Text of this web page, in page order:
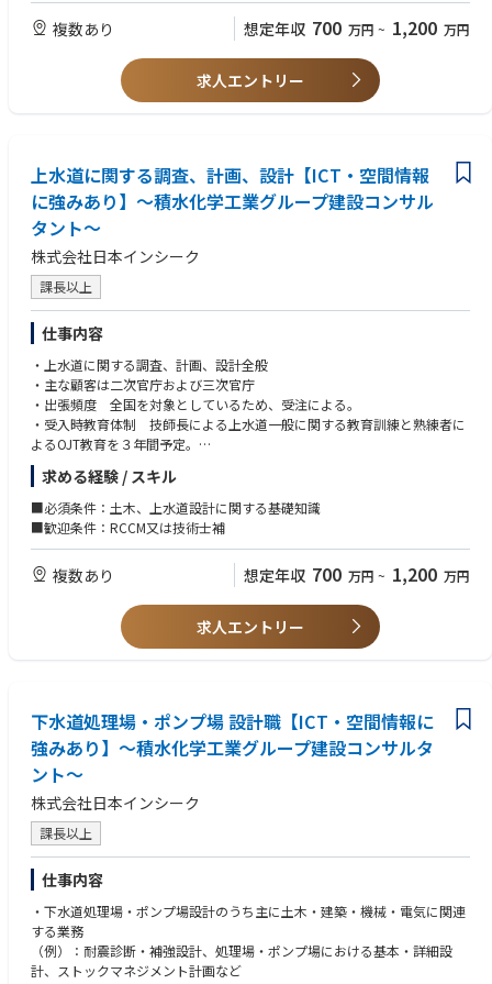
頂きます
例）管理技術者として業務をまとめる、技術提案書を作成する、照査技術
者として品質チェックを行う、若手指導・技術的アドバイスを行う等。
・年間150件ほどのプロジェクトが稼働
■他社建設コンサルタント企業との違い
・担当エリア：全国（事業所があるエリア限定での業務ではなく、全国に
ある業務の中で取り組みたい案件にチャレンジすることができます）
・大手建設コンサルタントが受注する案件規模と遜色ない案件を担当でき
ます。
・道路、橋梁、河川、港湾、砂防・防災、環境、都市計画、公園など幅広
い案件を受注しており、協働することがよくあります。その中で各分野の
技術者が強みを生かして対応します。その結果、国交省から毎年業務表彰
を受賞しています。
複数あり 想定年収 700 万円 ~ 1,200 万円
求人エントリー
上水道に関する調査、計画、設計【ICT・空間情報
に強みあり】～積水化学工業グループ建設コンサル
タント～
株式会社日本インシーク
課長以上
仕事内容
・上水道に関する調査、計画、設計全般
・主な顧客は二次官庁および三次官庁
・出張頻度 全国を対象としているため、受注による。
・受入時教育体制 技師長による上水道一般に関する教育訓練と熟練者に
よるOJT教育を３年間予定。
■配属部門：上水道部
■組織体制：8名
求める経験 / スキル
■必須条件：土木、上水道設計に関する基礎知識
■歓迎条件：RCCM又は技術士補
複数あり 想定年収 700 万円 ~ 1,200 万円
求人エントリー
下水道処理場・ポンプ場 設計職【ICT・空間情報に
強みあり】～積水化学工業グループ建設コンサルタ
ント～
株式会社日本インシーク
課長以上
仕事内容
・下水道処理場・ポンプ場設計のうち主に土木・建築・機械・電気に関連
する業務
（例）：耐震診断・補強設計、処理場・ポンプ場における基本・詳細設
計、ストックマネジメント計画など